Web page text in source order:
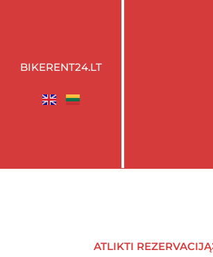
BIKERENT24.LT
ATLIKTI REZERVACIJĄ